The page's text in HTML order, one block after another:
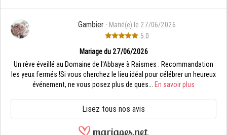
Gambier · Marié(e) le 27/06/2026
5.0
Mariage du 27/06/2026
Un rêve éveillé au Domaine de l'Abbaye à Raismes : Recommandation
les yeux fermés ! ​Si vous cherchez le lieu idéal pour célébrer un heureux
événement, ne vous posez plus de ques... En savoir plus
Lisez tous nos avis